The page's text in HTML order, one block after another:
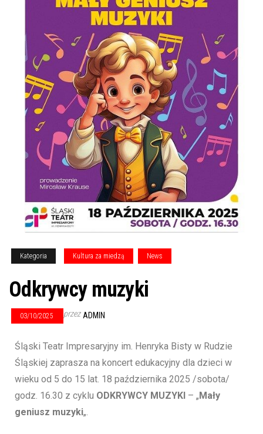
Kategoria Kultura za miedzą News
Odkrywcy muzyki
03/10/2025 przez ADMIN
Śląski Teatr Impresaryjny im. Henryka Bisty w Rudzie
Śląskiej zaprasza na koncert edukacyjny dla dzieci w
wieku od 5 do 15 lat. 18 października 2025 /sobota/
godz. 16.30 z cyklu ODKRYWCY MUZYKI – „Mały
geniusz muzyki„.